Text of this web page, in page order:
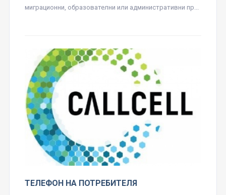
миграционни, образователни или административни пр...
ТЕЛЕФОН НА ПОТРЕБИТЕЛЯ